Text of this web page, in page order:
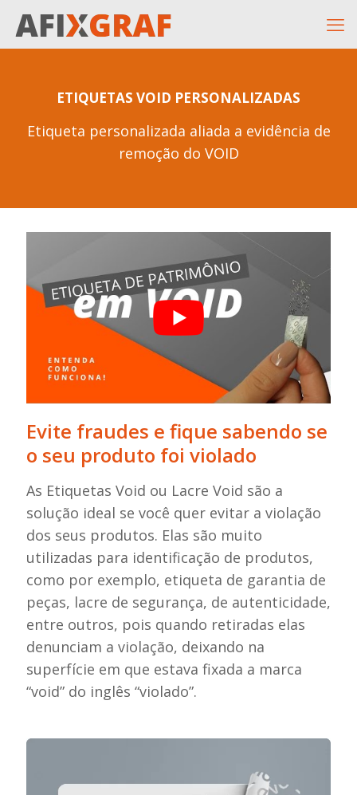
ETIQUETAS VOID PERSONALIZADAS
Etiqueta personalizada aliada a evidência de
remoção do VOID
Evite fraudes e fique sabendo se
o seu produto foi violado
As Etiquetas Void ou Lacre Void são a
solução ideal se você quer evitar a violação
dos seus produtos. Elas são muito
utilizadas para identificação de produtos,
como por exemplo, etiqueta de garantia de
peças, lacre de segurança, de autenticidade,
entre outros, pois quando retiradas elas
denunciam a violação, deixando na
superfície em que estava fixada a marca
“void” do inglês “violado”.